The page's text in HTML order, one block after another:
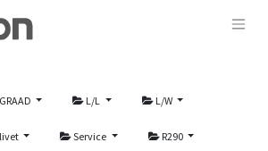
GRAAD L/L L/W
Service R290